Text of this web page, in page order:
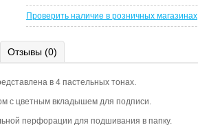
Проверить наличие в розничных магазинах
Отзывы (0)
в 4 пастельных тонах.
с цветным вкладышем для подписи.
перфорации для подшивания в папку.